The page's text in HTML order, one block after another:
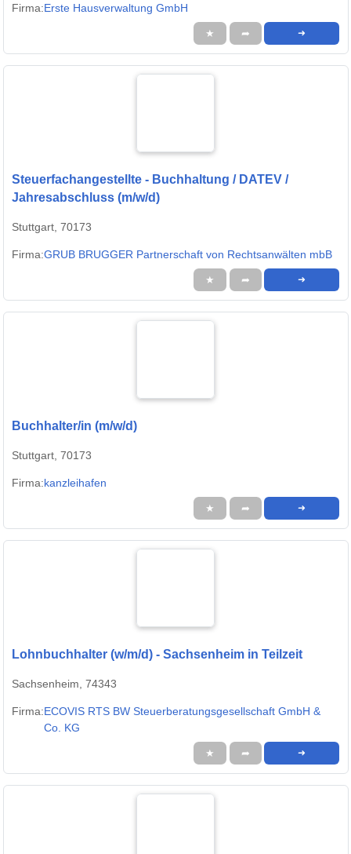
Firma:Erste Hausverwaltung GmbH
★ ➦ ➜
Steuerfachangestellte - Buchhaltung / DATEV /
Jahresabschluss (m/w/d)
Stuttgart, 70173
Firma:GRUB BRUGGER Partnerschaft von Rechtsanwälten mbB
★ ➦ ➜
Buchhalter/in (m/w/d)
Stuttgart, 70173
Firma:kanzleihafen
★ ➦ ➜
Lohnbuchhalter (w/m/d) - Sachsenheim in Teilzeit
Sachsenheim, 74343
Firma:ECOVIS RTS BW Steuerberatungsgesellschaft GmbH &
Co. KG
★ ➦ ➜